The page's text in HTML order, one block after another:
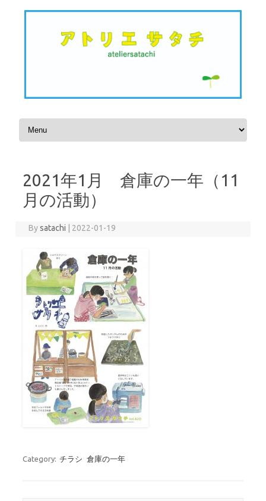
Skip to content
2021年1月 倉庫の一年（11
月の活動）
Bysatachi 2022-01-19
Category: チラシ 倉庫の一年